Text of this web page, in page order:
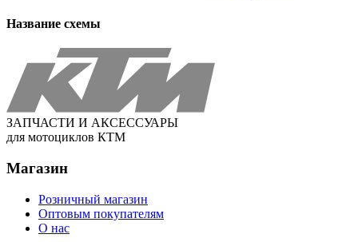
Название схемы
ЗАПЧАСТИ И АКСЕССУАРЫ
для мотоциклов КТМ
Магазин
Розничный магазин
Оптовым покупателям
О нас